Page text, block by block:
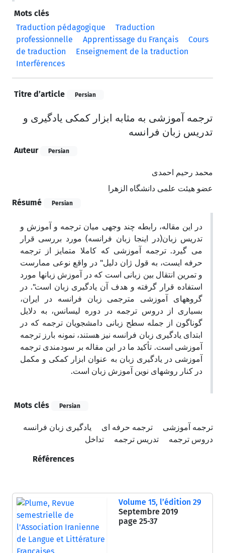
Mots clés
Traduction pédagogique
Traduction
professionnelle
Apprentissage du Français
Cours
de traduction
Enseignement de la traduction
Interférences
Titre d’article Persian
ترجمه آموزشی به مثابه ابزار کمکی یادگیری و
تدریس زبان فرانسه
Auteur Persian
محمد رحیم احمدی
عضو هیئت علمی دانشگاه الزهرا
Résumé
Persian
در این مقاله، رابطه چند وجهی میان ترجمه و آموزش و
تدریس زبان(در اینجا زبان فرانسه) مورد بررسی قرار
می گیرد. ترجمه آموزشی که کاملا متمایز از ترجمه
حرفه ایست، به قول ژان دلیل" در واقع نوعی ممارست
و تمرین انتقال بین زبانی است که در آموزش زبانها مورد
استفاده قرار گرفته و هدف آن یادگیری زبان است". در
گروههای آموزشی مترجمی زبان فرانسه در ایران،
بسیاری از دروس ترجمه در دوره لیسانس، به دلایل
گوناگون از جمله سطح زبانی دامشجویان ترجمه که در
ابتدای یادگیری زبان فرانسه نیز هستند، نمونه بارز ترجمه
آموزشی است. تأکید ما در این مقاله بر سودمندی ترجمه
آموزشی در یادگیری زبان به عنوان ابزار کمکی و مکمل
در کنار روشهای نوین آموزش زبان است.
Mots clés Persian
ترجمه آموزشی ترجمه حرفه ای
یادگیری زبان فرانسه
دروس ترجمه
تدریس ترجمه تداخل
Références
Volume 15, l’édition 29
Septembre 2019
page 25-37